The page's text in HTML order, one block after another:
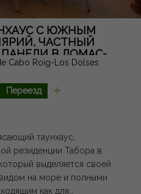
С ЮЖНЫМ
ЧАСТНЫЙ
В ЛОМАС-
Cabo Roig-Los Dolses
Переезд
таунхаус,
резиденции Табора в
выделяется своей
на море и полными
как для